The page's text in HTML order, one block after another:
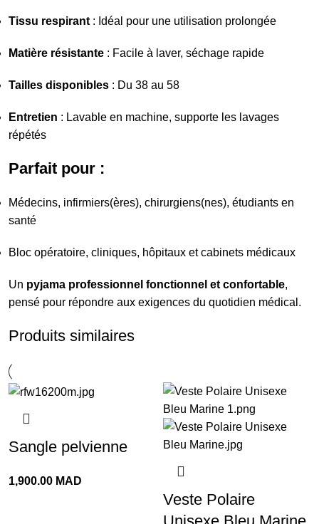
Tissu respirant : Idéal pour une utilisation prolongée
Matière résistante : Facile à laver, séchage rapide
Tailles disponibles : Du 38 au 58
Entretien : Lavable en machine, supporte les lavages
répétés
Parfait pour :
Médecins, infirmiers(ères), chirurgiens(nes), étudiants en
santé
Bloc opératoire, cliniques, hôpitaux et cabinets médicaux
Un pyjama professionnel fonctionnel et confortable,
pensé pour répondre aux exigences du quotidien médical.
Produits similaires
Sangle pelvienne
1,900.00 MAD
Veste Polaire